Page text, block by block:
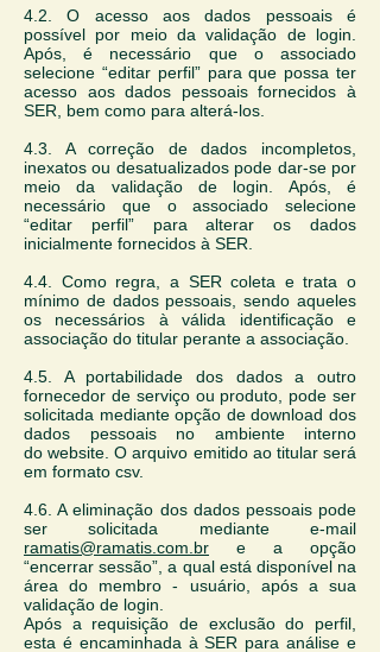
4.2. O acesso aos dados pessoais é
possível por meio da validação de login.
Após, é necessário que o associado
selecione “editar perfil” para que possa ter
acesso aos dados pessoais fornecidos à
SER, bem como para alterá-los.
4.3. A correção de dados incompletos,
inexatos ou desatualizados pode dar-se por
meio da validação de login. Após, é
necessário que o associado selecione
“editar perfil” para alterar os dados
inicialmente fornecidos à SER.
4.4. Como regra, a SER coleta e trata o
mínimo de dados pessoais, sendo aqueles
os necessários à válida identificação e
associação do titular perante a associação.
4.5. A portabilidade dos dados a outro
fornecedor de serviço ou produto, pode ser
solicitada mediante opção de download dos
dados pessoais no ambiente interno
do website. O arquivo emitido ao titular será
em formato csv.
4.6. A eliminação dos dados pessoais pode
ser solicitada mediante e-mail
ramatis@ramatis.com.br e a opção
“encerrar sessão”, a qual está disponível na
área do membro - usuário, após a sua
validação de login.
Após a requisição de exclusão do perfil,
esta é encaminhada à SER para análise e